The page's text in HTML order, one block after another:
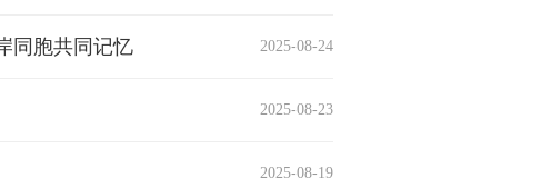
同胞共同记忆 2025-08-24
2025-08-23
2025-08-19